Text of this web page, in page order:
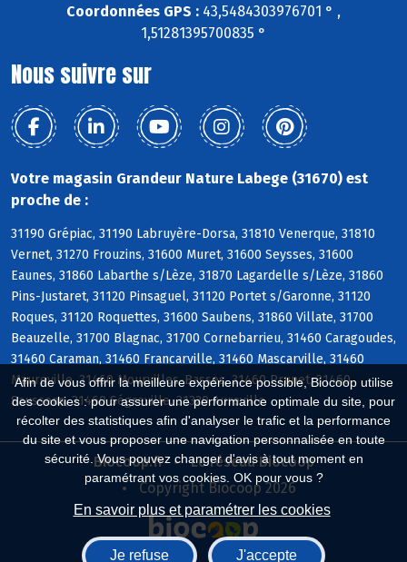
Afin de vous offrir la meilleure expérience possible, Biocoop utilise
des cookies : pour assurer une performance optimale du site, pour
récolter des statistiques afin d'analyser le trafic et la performance
du site et vous proposer une navigation personnalisée en toute
sécurité. Vous pouvez changer d'avis à tout moment en
paramétrant vos cookies. OK pour vous ?
En savoir plus et paramétrer les cookies
Je refuse J'accepte
Coordonnées GPS : 43,5484303976701 ° ,
1,51281395700835 °
Nous suivre sur
Votre magasin Grandeur Nature Labege (31670) est
proche de :
31190 Grépiac, 31190 Labruyère-Dorsa, 31810 Venerque, 31810
Vernet, 31270 Frouzins, 31600 Muret, 31600 Seysses, 31600
Eaunes, 31860 Labarthe s/Lèze, 31870 Lagardelle s/Lèze, 31860
Pins-Justaret, 31120 Pinsaguel, 31120 Portet s/Garonne, 31120
Roques, 31120 Roquettes, 31600 Saubens, 31860 Villate, 31700
Beauzelle, 31700 Blagnac, 31700 Cornebarrieu, 31460 Caragoudes,
31460 Caraman, 31460 Francarville, 31460 Mascarville, 31460
Maureville, 31460 Mourvilles-Basses, 31460 Prunet, 31460
Saussens, 31460 Ségreville, 31320 Aureville
Biocoop.fr
Le réseau Biocoop
Copyright Biocoop 2026